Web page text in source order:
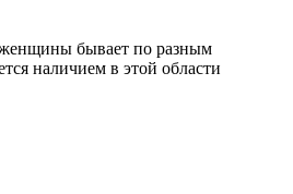
бывает по разным
наличием в этой области